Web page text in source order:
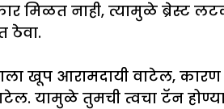
नाही, त्यामुळे ब्रेस्ट
ठेवा.
खूप आरामदायी वाटेल,
यामुळे तुमची त्वचा टॅन